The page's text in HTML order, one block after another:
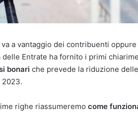
a vantaggio dei contribuenti oppure
delle Entrate ha fornito i primi
bonari che prevede la riduzione
2023.
righe riassumeremo come